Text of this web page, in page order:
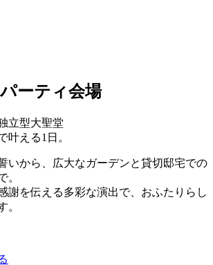
ーティ会場
立型大聖堂
叶える1日。
いから、広大なガーデンと貸切邸宅での
。
謝を伝える多彩な演出で、おふたりらし
。